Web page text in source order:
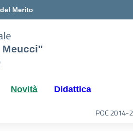
Merito
Novità Didattica
POC 2014-